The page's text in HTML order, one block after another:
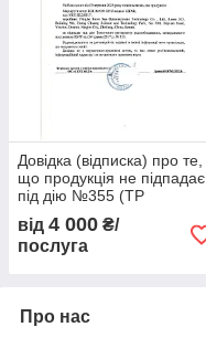
Довідка (відписка) про те,
що продукція не підпадає
під дію №355 (ТР
радіообладнання)
від 4 000 ₴/
послуга
Про нас